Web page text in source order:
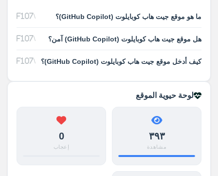
ما هو موقع جيت هاب كوبايلوت (GitHub Copilot)؟
هل موقع جيت هاب كوبايلوت (GitHub Copilot) آمن؟
كيف أدخل موقع جيت هاب كوبايلوت (GitHub Copilot)؟
لوحة حيوية الموقع
٣٩٣
مشاهدة
0
إعجاب